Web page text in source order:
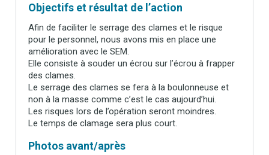
Objectifs et résultat de l’action
Afin de faciliter le serrage des clames et le risque
pour le personnel, nous avons mis en place une
amélioration avec le SEM.
Elle consiste à souder un écrou sur l’écrou à frapper
des clames.
Le serrage des clames se fera à la boulonneuse et
non à la masse comme c’est le cas aujourd’hui.
Les risques lors de l’opération seront moindres.
Le temps de clamage sera plus court.
Photos avant/après